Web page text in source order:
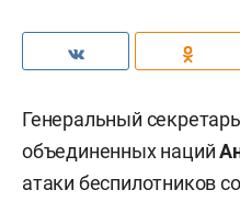
Генеральный
объединенных наций
атаки беспилотников